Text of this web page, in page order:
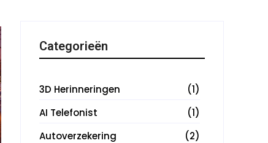
Categorieën
3D Herinneringen
(1)
AI Telefonist
(1)
Autoverzekering
(2)